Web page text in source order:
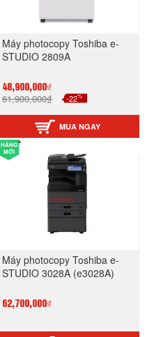
Máy photocopy Toshiba e-
STUDIO 2809A
48,900,000₫
61,900,000₫ -22%
MUA NGAY
HÀNG
MỚI
Máy photocopy Toshiba e-
STUDIO 3028A (e3028A)
62,700,000₫